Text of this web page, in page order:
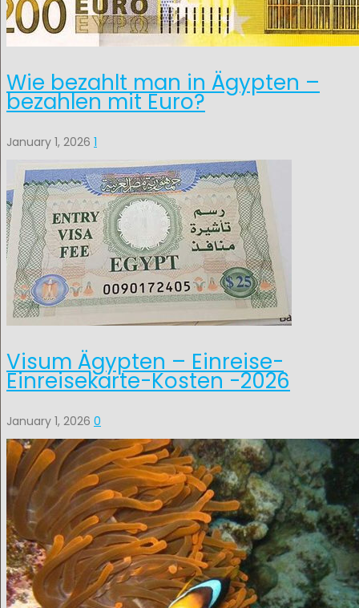
Wie bezahlt man in Ägypten –
bezahlen mit Euro?
January 1, 2026 1
Visum Ägypten – Einreise-
Einreisekarte-Kosten -2026
January 1, 2026 0